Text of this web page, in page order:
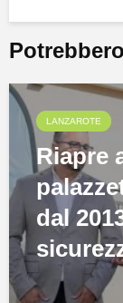
LANZAROTE
Riapre
dal